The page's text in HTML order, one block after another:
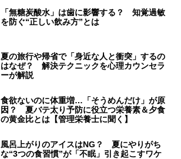
「無糖炭酸水」は歯に影響する？ 知覚過敏
を防ぐ“正しい飲み方”とは
夏の旅行や帰省で「身近な人と衝突」するの
はなぜ？ 解決テクニックを心理カウンセラ
ーが解説
食欲ないのに体重増…「そうめんだけ」が原
因？ 夏バテ太り予防に役立つ栄養素＆夕食
の黄金比とは【管理栄養士に聞く】
風呂上がりのアイスはNG？ 夏にやりがち
な“3つの食習慣”が「不眠」引き起こすワケ